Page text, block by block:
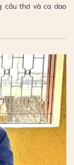
câu thơ và ca dao